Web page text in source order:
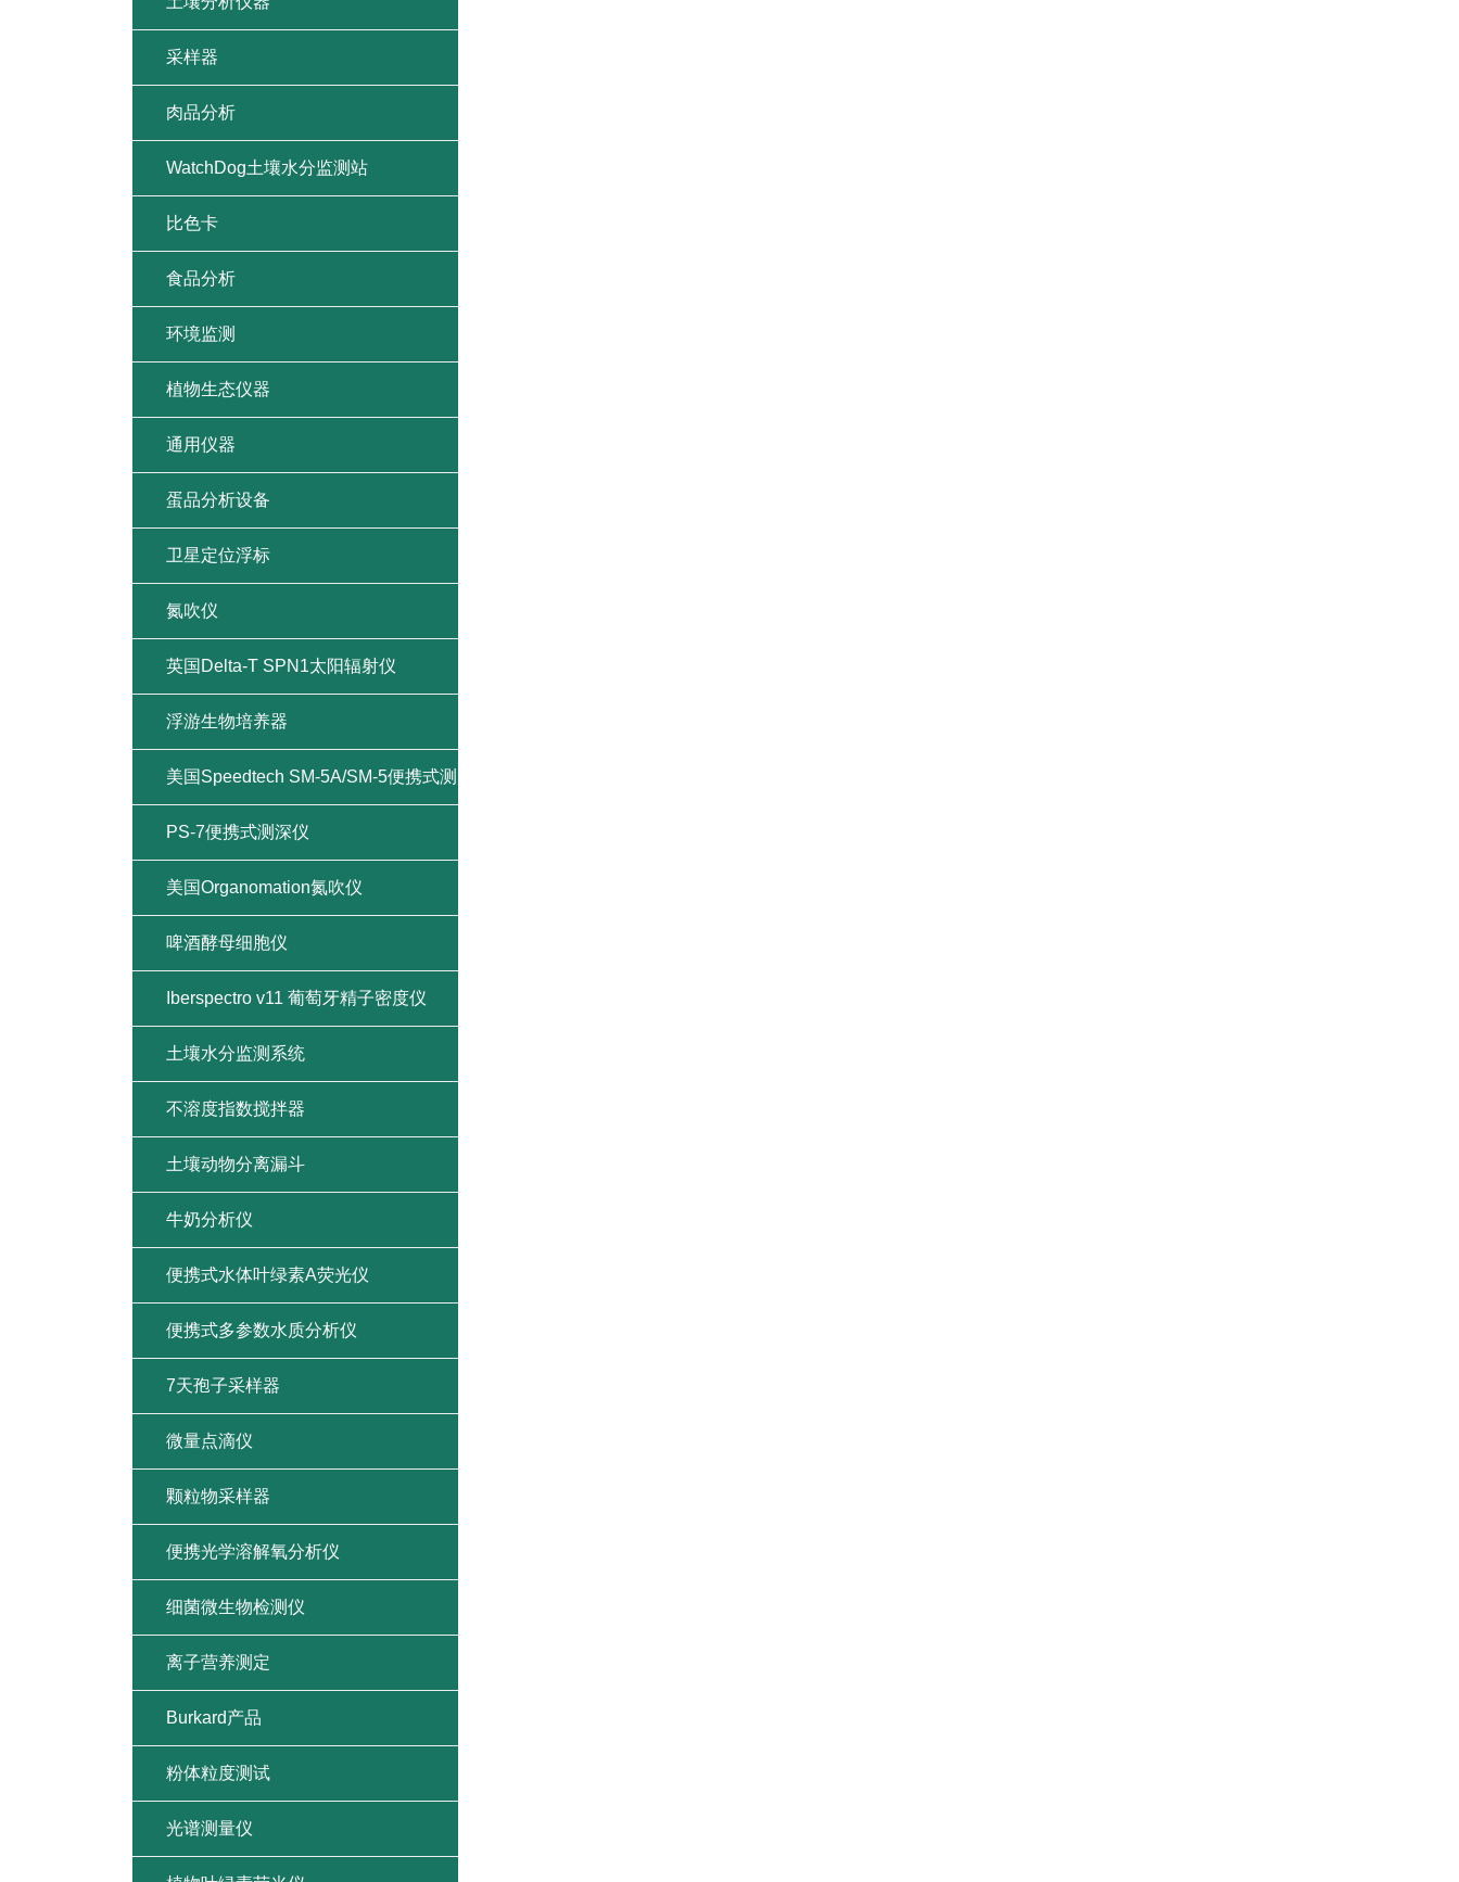
采样器
肉品分析
WatchDog土壤水分监测站
比色卡
食品分析
环境监测
植物生态仪器
通用仪器
蛋品分析设备
卫星定位浮标
氮吹仪
英国Delta-T SPN1太阳辐射仪
浮游生物培养器
美国Speedtech SM-5A/SM-5便携式测
深仪
PS-7便携式测深仪
美国Organomation氮吹仪
啤酒酵母细胞仪
Iberspectro v11 葡萄牙精子密度仪
土壤水分监测系统
不溶度指数搅拌器
土壤动物分离漏斗
牛奶分析仪
便携式水体叶绿素A荧光仪
便携式多参数水质分析仪
7天孢子采样器
微量点滴仪
颗粒物采样器
便携光学溶解氧分析仪
细菌微生物检测仪
离子营养测定
Burkard产品
粉体粒度测试
光谱测量仪